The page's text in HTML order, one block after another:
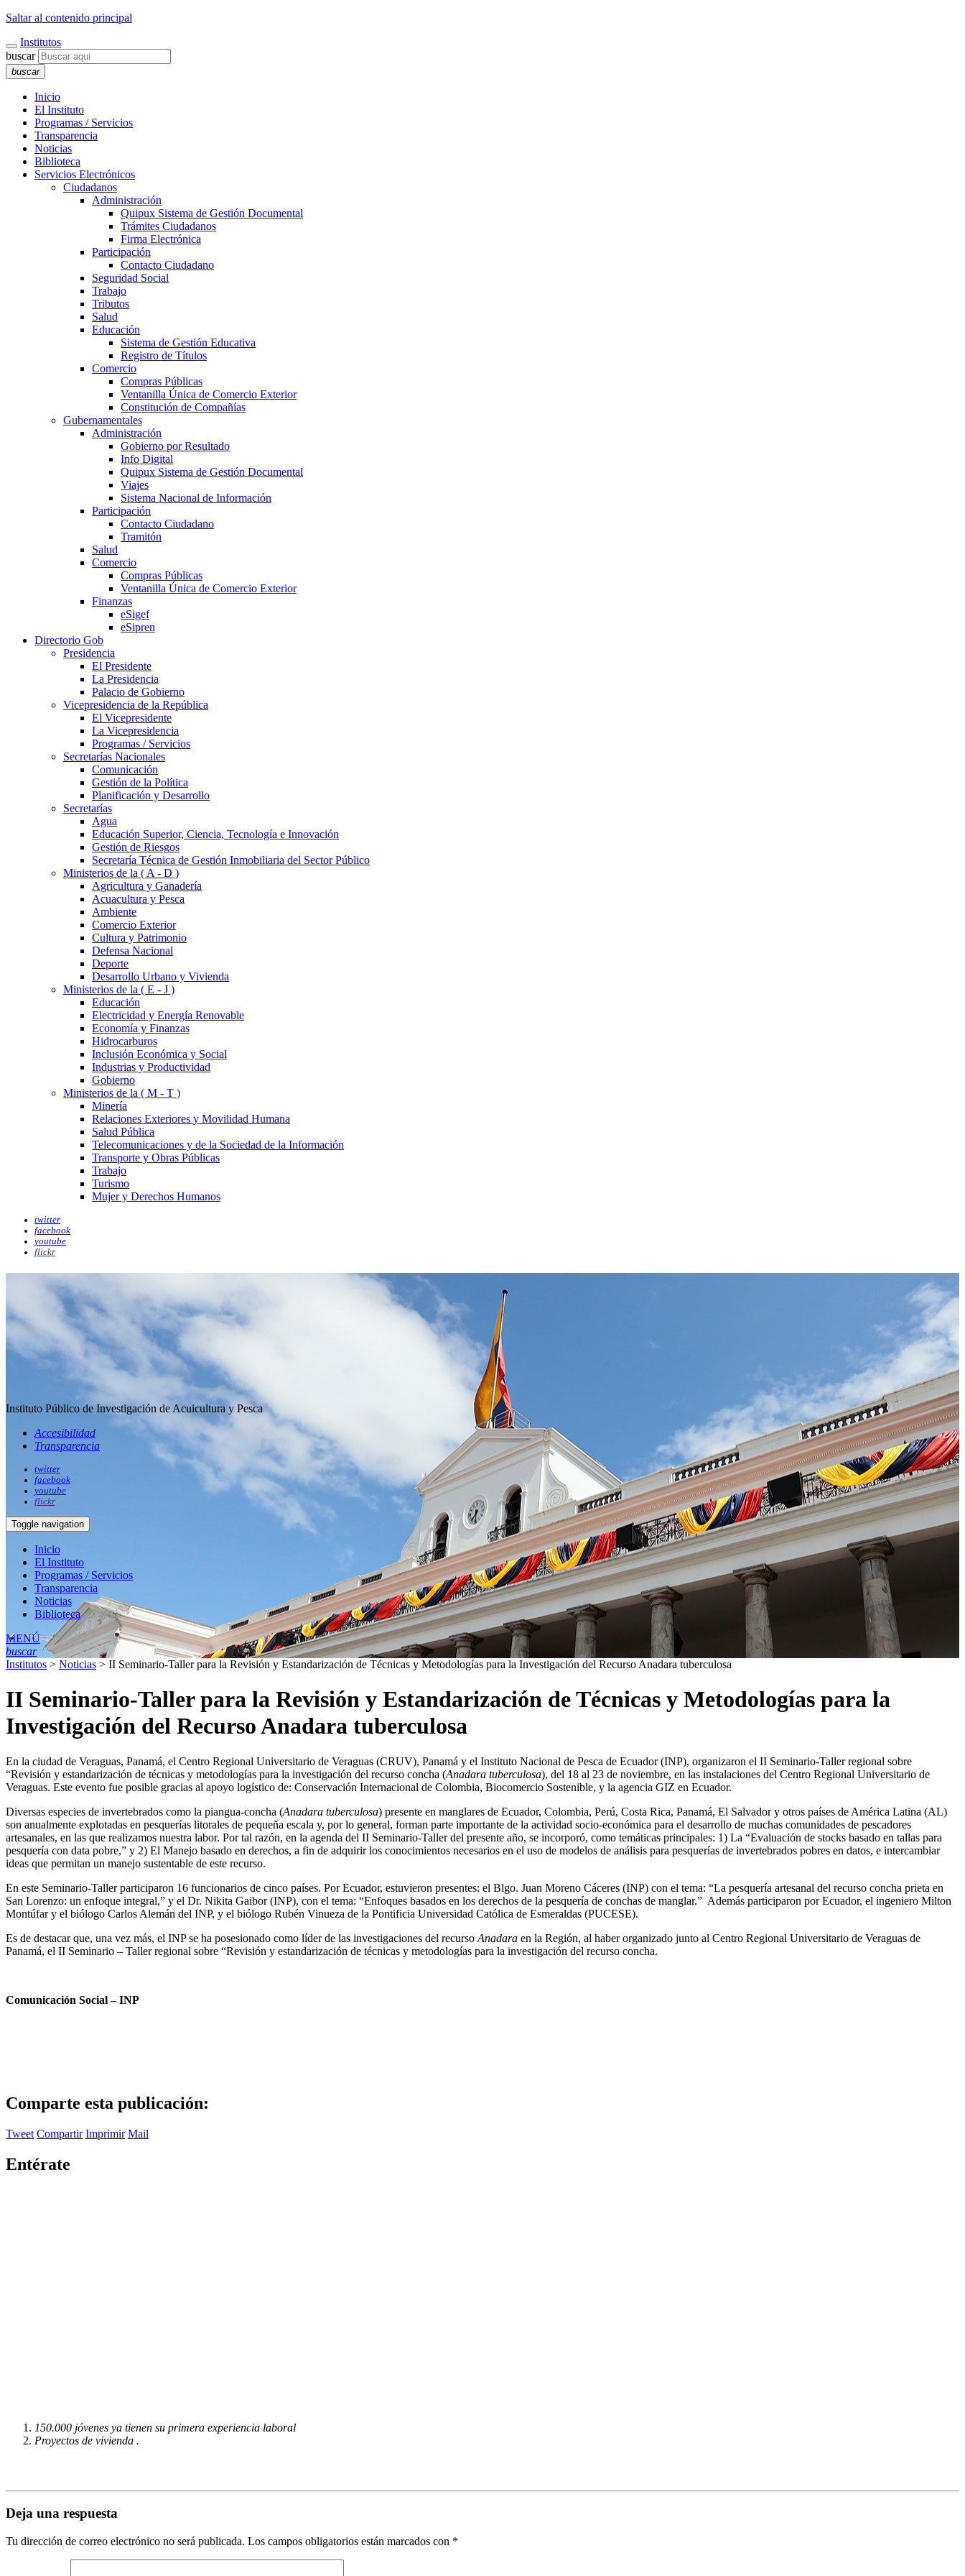
Saltar al contenido principal
Institutos
buscar
buscar
Inicio
El Instituto
Programas / Servicios
Transparencia
Noticias
Biblioteca
Servicios Electrónicos
Ciudadanos
Administración
Quipux Sistema de Gestión Documental
Trámites Ciudadanos
Firma Electrónica
Participación
Contacto Ciudadano
Seguridad Social
Trabajo
Tributos
Salud
Educación
Sistema de Gestión Educativa
Registro de Títulos
Comercio
Compras Públicas
Ventanilla Única de Comercio Exterior
Constitución de Compañías
Gubernamentales
Administración
Gobierno por Resultado
Info Digital
Quipux Sistema de Gestión Documental
Viajes
Sistema Nacional de Información
Participación
Contacto Ciudadano
Tramitón
Salud
Comercio
Compras Públicas
Ventanilla Única de Comercio Exterior
Finanzas
eSigef
eSipren
Directorio Gob
Presidencia
El Presidente
La Presidencia
Palacio de Gobierno
Vicepresidencia de la República
El Vicepresidente
La Vicepresidencia
Programas / Servicios
Secretarías Nacionales
Comunicación
Gestión de la Política
Planificación y Desarrollo
Secretarías
Agua
Educación Superior, Ciencia, Tecnología e Innovación
Gestión de Riesgos
Secretaría Técnica de Gestión Inmobiliaria del Sector Público
Ministerios de la ( A - D )
Agricultura y Ganadería
Acuacultura y Pesca
Ambiente
Comercio Exterior
Cultura y Patrimonio
Defensa Nacional
Deporte
Desarrollo Urbano y Vivienda
Ministerios de la ( E - J )
Educación
Electricidad y Energía Renovable
Economía y Finanzas
Hidrocarburos
Inclusión Económica y Social
Industrias y Productividad
Gobierno
Ministerios de la ( M - T )
Minería
Relaciones Exteriores y Movilidad Humana
Salud Pública
Telecomunicaciones y de la Sociedad de la Información
Transporte y Obras Públicas
Trabajo
Turismo
Mujer y Derechos Humanos
twitter
facebook
youtube
flickr
Instituto Público de Investigación de Acuicultura y Pesca
Accesibilidad
Transparencia
twitter
facebook
youtube
flickr
Toggle navigation
Inicio
El Instituto
Programas / Servicios
Transparencia
Noticias
Biblioteca
MENÚ
buscar
Institutos > Noticias > II Seminario-Taller para la Revisión y Estandarización de Técnicas y Metodologías para la Investigación del Recurso Anadara tuberculosa
II Seminario-Taller para la Revisión y Estandarización de Técnicas y Metodologías para la
Investigación del Recurso Anadara tuberculosa
En la ciudad de Veraguas, Panamá, el Centro Regional Universitario de Veraguas (CRUV), Panamá y el Instituto Nacional de Pesca de Ecuador (INP), organizaron el II Seminario-Taller regional sobre
“Revisión y estandarización de técnicas y metodologías para la investigación del recurso concha (Anadara tuberculosa), del 18 al 23 de noviembre, en las instalaciones del Centro Regional Universitario de
Veraguas. Este evento fue posible gracias al apoyo logístico de: Conservación Internacional de Colombia, Biocomercio Sostenible, y la agencia GIZ en Ecuador.
Diversas especies de invertebrados como la piangua-concha (Anadara tuberculosa) presente en manglares de Ecuador, Colombia, Perú, Costa Rica, Panamá, El Salvador y otros países de América Latina (AL)
son anualmente explotadas en pesquerías litorales de pequeña escala y, por lo general, forman parte importante de la actividad socio-económica para el desarrollo de muchas comunidades de pescadores
artesanales, en las que realizamos nuestra labor. Por tal razón, en la agenda del II Seminario-Taller del presente año, se incorporó, como temáticas principales: 1) La “Evaluación de stocks basado en tallas para
pesquería con data pobre,” y 2) El Manejo basado en derechos, a fin de adquirir los conocimientos necesarios en el uso de modelos de análisis para pesquerías de invertebrados pobres en datos, e intercambiar
ideas que permitan un manejo sustentable de este recurso.
En este Seminario-Taller participaron 16 funcionarios de cinco países. Por Ecuador, estuvieron presentes: el Blgo. Juan Moreno Cáceres (INP) con el tema: “La pesquería artesanal del recurso concha prieta en
San Lorenzo: un enfoque integral,” y el Dr. Nikita Gaibor (INP), con el tema: “Enfoques basados en los derechos de la pesquería de conchas de manglar.” Además participaron por Ecuador, el ingeniero Milton
Montúfar y el biólogo Carlos Alemán del INP, y el biólogo Rubén Vinueza de la Pontificia Universidad Católica de Esmeraldas (PUCESE).
Es de destacar que, una vez más, el INP se ha posesionado como líder de las investigaciones del recurso Anadara en la Región, al haber organizado junto al Centro Regional Universitario de Veraguas de
Panamá, el II Seminario – Taller regional sobre “Revisión y estandarización de técnicas y metodologías para la investigación del recurso concha.
Comunicación Social – INP
Comparte esta publicación:
Tweet Compartir Imprimir Mail
Entérate
150.000 jóvenes ya tienen su primera experiencia laboral
Proyectos de vivienda .
Deja una respuesta
Tu dirección de correo electrónico no será publicada. Los campos obligatorios están marcados con *